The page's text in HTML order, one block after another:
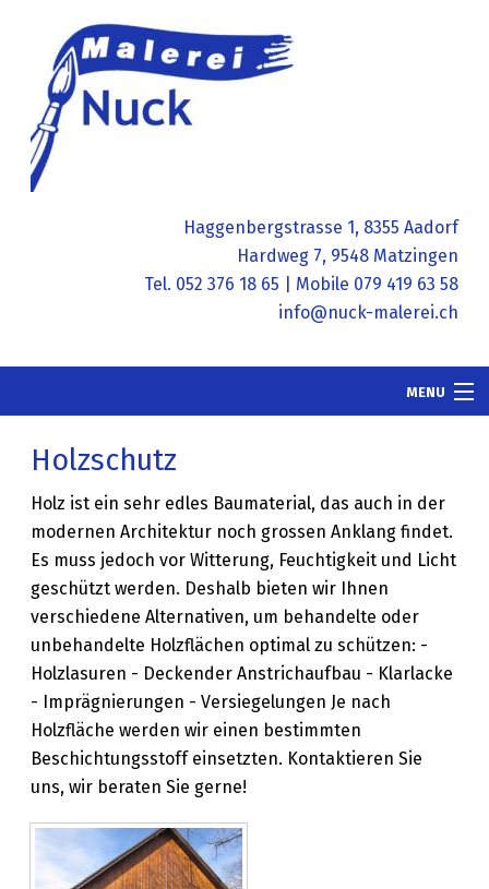
Haggenbergstrasse 1, 8355 Aadorf
Hardweg 7, 9548 Matzingen
Tel. 052 376 18 65 | Mobile 079 419 63 58
info@nuck-malerei.ch
MENU
das Unternehmen
unsere Leistungen
Fotogalerie
Kontakt
Holzschutz
Holz ist ein sehr edles Baumaterial, das auch in der
modernen Architektur noch grossen Anklang findet.
Es muss jedoch vor Witterung, Feuchtigkeit und Licht
geschützt werden. Deshalb bieten wir Ihnen
verschiedene Alternativen, um behandelte oder
unbehandelte Holzflächen optimal zu schützen: -
Holzlasuren - Deckender Anstrichaufbau - Klarlacke
- Imprägnierungen - Versiegelungen Je nach
Holzfläche werden wir einen bestimmten
Beschichtungsstoff einsetzten. Kontaktieren Sie
uns, wir beraten Sie gerne!